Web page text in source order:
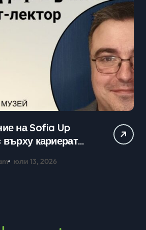
на Sofia Up
кариерата
сектор и
ерата на AI
юли 13, 2026